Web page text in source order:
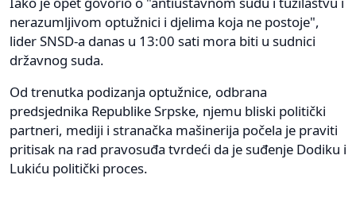
nerazumljivom optužnici i djelima koja ne postoje",
lider SNSD-a danas u 13:00 sati mora biti u sudnici
državnog suda.
Od trenutka podizanja optužnice, odbrana
predsjednika Republike Srpske, njemu bliski politički
partneri, mediji i stranačka mašinerija počela je praviti
pritisak na rad pravosuđa tvrdeći da je suđenje Dodiku i
Lukiću politički proces.